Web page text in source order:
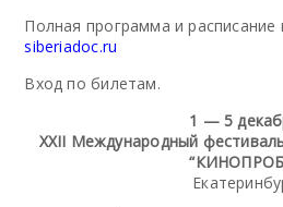
Полная программа и
siberiadoc.ru
Вход по билетам.
1 — 5
XXII Международный